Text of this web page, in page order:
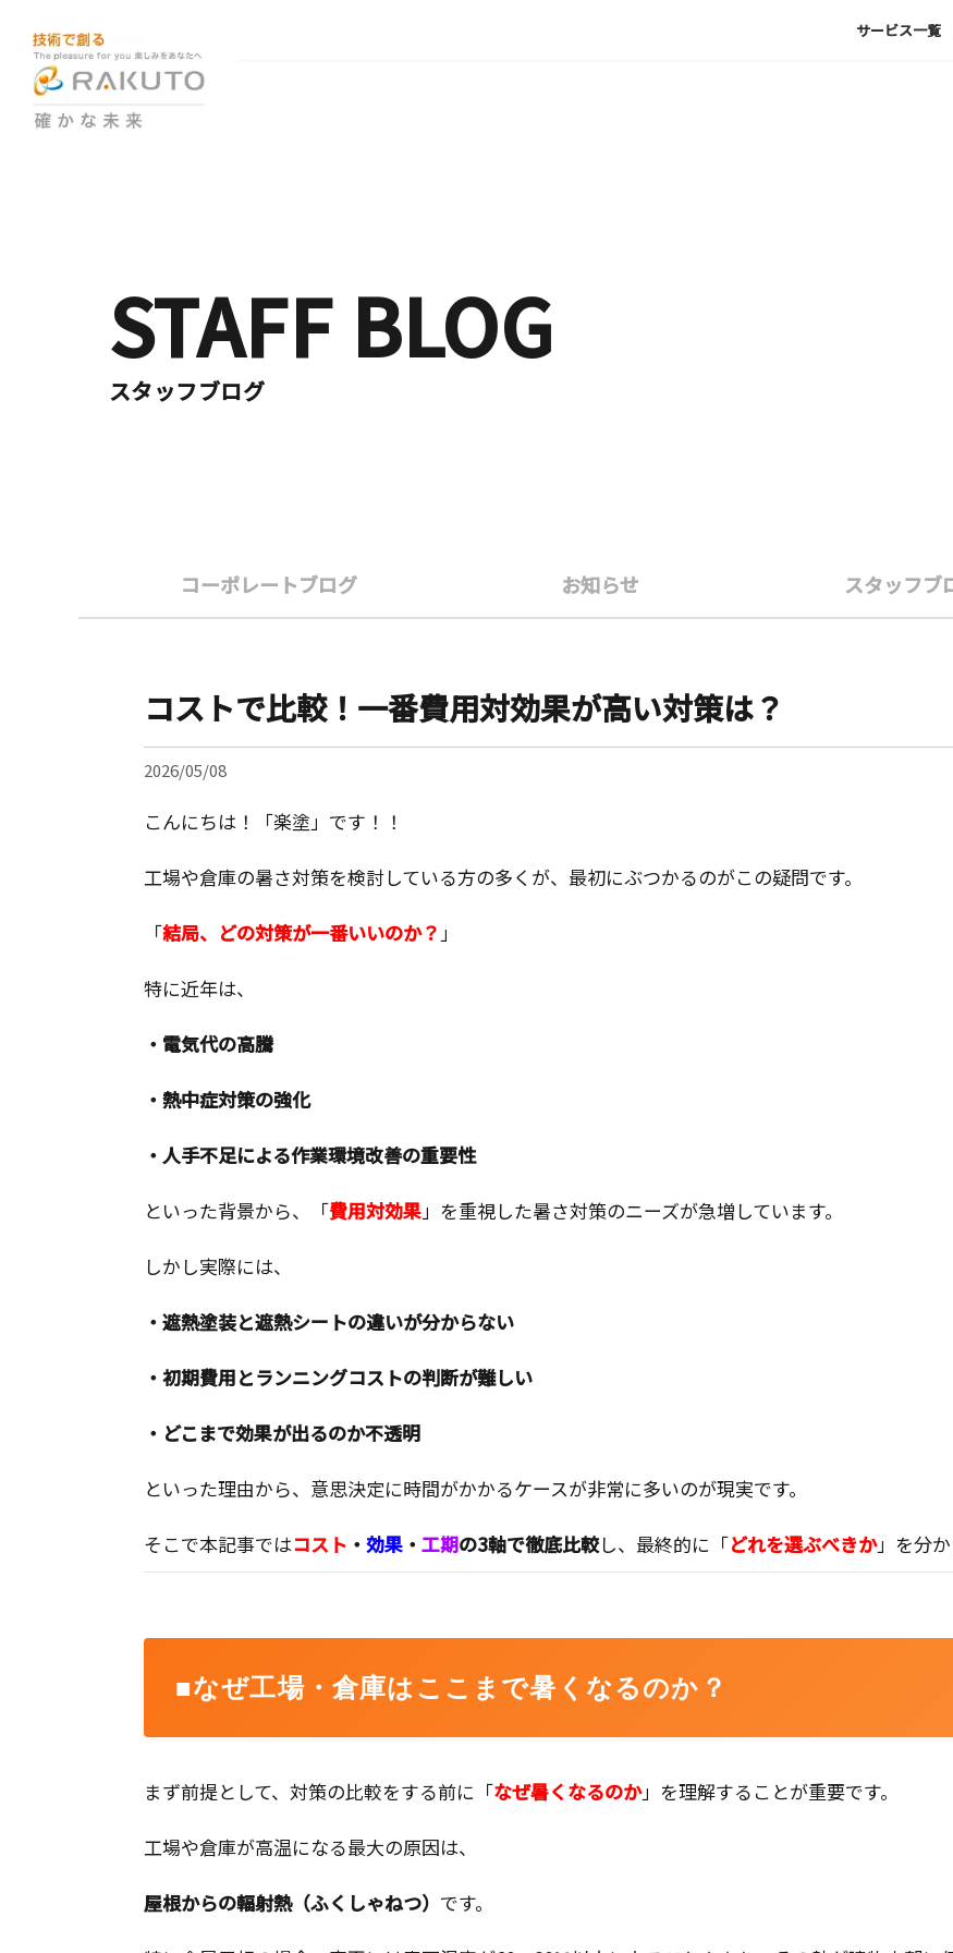
サービス一覧
STAFF BLOG
スタッフブログ
コーポレートブログ お知らせ スタッフブ
コストで比較！一番費用対効果が高い対策は？
2026/05/08
こんにちは！「楽塗」です！！
工場や倉庫の暑さ対策を検討している方の多くが、最初にぶつかるのがこの疑問です。
「結局、どの対策が一番いいのか？ 」
特に近年は、
・電気代の高騰
・熱中症対策の強化
・人手不足による作業環境改善の重要性
といった背景から、「費用対効果」を重視した暑さ対策のニーズが急増しています。
しかし実際には、
・遮熱塗装と遮熱シートの違いが分からない
・初期費用とランニングコストの判断が難しい
・どこまで効果が出るのか不透明
といった理由から、意思決定に時間がかかるケースが非常に多いのが現実です。
そこで本記事ではコスト ・ 効果 ・ 工期の3軸で徹底比較し、最終的に「どれを選ぶべきか」を分か
■なぜ工場・倉庫はここまで暑くなるのか？
まず前提として、対策の比較をする前に「なぜ暑くなるのか」を理解することが重要です。
工場や倉庫が高温になる最大の原因は、
屋根からの輻射熱（ふくしゃねつ） です。